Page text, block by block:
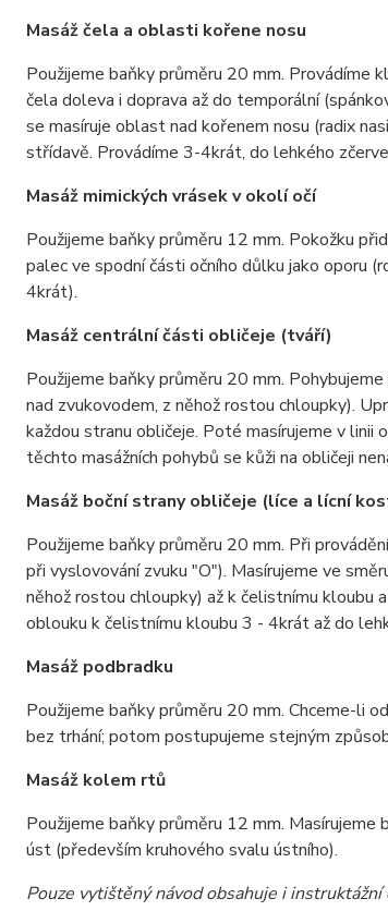
Masáž čela a oblasti kořene nosu
Použijeme baňky průměru 20 mm. Provádíme
čela doleva i doprava až do temporální
se masíruje oblast nad kořenem nosu (radix
střídavě. Provádíme 3-4krát, do lehkého
Masáž mimických vrásek v okolí očí
Použijeme baňky průměru 12 mm. Pokožku
palec ve spodní části očního důlku jako oporu
4krát).
Masáž centrální části obličeje (tváří)
Použijeme baňky průměru 20 mm.
nad zvukovodem, z něhož rostou chloupky).
každou stranu obličeje. Poté masírujeme v
těchto masážních pohybů se kůži na obličeji
Masáž boční strany obličeje (líce a lícní
Použijeme baňky průměru 20 mm. Při
při vyslovování zvuku "O"). Masírujeme ve
něhož rostou chloupky) až k čelistnímu kloubu
oblouku k čelistnímu kloubu 3 - 4krát až do
Masáž podbradku
Použijeme baňky průměru 20 mm. Chceme-li
bez trhání; potom postupujeme stejným
Masáž kolem rtů
Použijeme baňky průměru 12 mm.
úst (především kruhového svalu ústního).
Pouze vytištěný návod obsahuje i instruktážní